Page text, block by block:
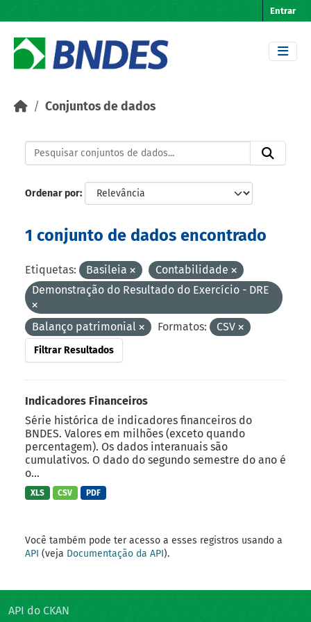
Entrar
Conjuntos de dados
Ordenar por
1 conjunto de dados encontrado
Etiquetas: Basileia
Contabilidade
Demonstração do Resultado do Exercício - DRE
Balanço patrimonial Formatos: CSV
Filtrar Resultados
Indicadores Financeiros
Série histórica de indicadores financeiros do
BNDES. Valores em milhões (exceto quando
percentagem). Os dados interanuais são
cumulativos. O dado do segundo semestre do ano é
o...
XLS CSV PDF
Você também pode ter acesso a esses registros usando a
API (veja Documentação da API).
API do CKAN